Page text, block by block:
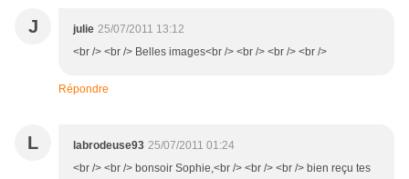
J julie 25/07/2011 13:12
<br /> <br /> Belles images<br /> <br /> <br /> <br />
Répondre
L labrodeuse93 25/07/2011 01:24
<br /> <br /> bonsoir Sophie,<br /> <br /> <br /> bien reçu tes